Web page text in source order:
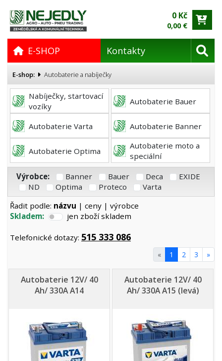
0 Kč
0,00 €
E-SHOP Kontakty
E-shop: Autobaterie a nabíječky
Nabíječky, startovací
vozíky
Autobaterie Bauer
Autobaterie Varta Autobaterie Banner
Autobaterie Optima
Autobaterie moto a
speciální
Výrobce: Banner Bauer Deca
EXIDE
ND
Optima Proteco
Varta
Řadit podle: názvu | ceny | výrobce
Skladem:
jen zboží skladem
Telefonické dotazy: 515 333 086
« 1 2 3 »
Autobaterie 12V/ 40
Ah/ 330A A14
Autobaterie 12V/ 40
Ah/ 330A A15 (levá)